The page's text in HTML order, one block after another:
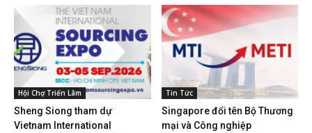
Hội Chợ Triển Lãm
Sheng Siong tham dự
Vietnam International
Tin Tức
Singapore đổi tên Bộ Thương
mại và Công nghiệp